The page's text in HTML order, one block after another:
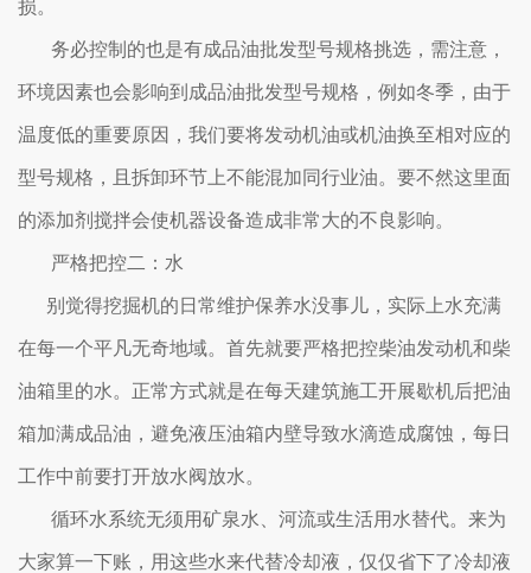
损。
务必控制的也是有成品油批发型号规格挑选，需注意，
环境因素也会影响到成品油批发型号规格，例如冬季，由于
温度低的重要原因，我们要将发动机油或机油换至相对应的
型号规格，且拆卸环节上不能混加同行业油。要不然这里面
的添加剂搅拌会使机器设备造成非常大的不良影响。
严格把控二：水
别觉得挖掘机的日常维护保养水没事儿，实际上水充满
在每一个平凡无奇地域。首先就要严格把控柴油发动机和柴
油箱里的水。正常方式就是在每天建筑施工开展歇机后把油
箱加满成品油，避免液压油箱内壁导致水滴造成腐蚀，每日
工作中前要打开放水阀放水。
循环水系统无须用矿泉水、河流或生活用水替代。来为
大家算一下账，用这些水来代替冷却液，仅仅省下了冷却液